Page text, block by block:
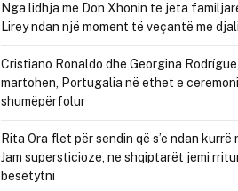
Nga lidhja me Don Xhonin te jeta
Lirey ndan një moment të veçantë me
Cristiano Ronaldo dhe Georgina
martohen, Portugalia në ethet e
shumëpërfolur
Rita Ora flet për sendin që s’e ndan kurrë
Jam supersticioze, ne shqiptarët jemi
besëtytni